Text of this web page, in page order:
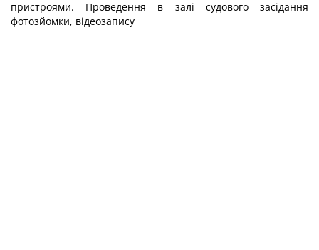
пристроями. Проведення в залі судового засідання
фотозйомки, відеозапису